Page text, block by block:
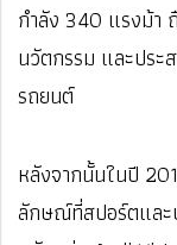
กำลัง 340 แรงม้า
นวัตกรรม และประ
รถยนต์
หลังจากนั้นในปี
ลักษณ์ที่สปอร์ตและ